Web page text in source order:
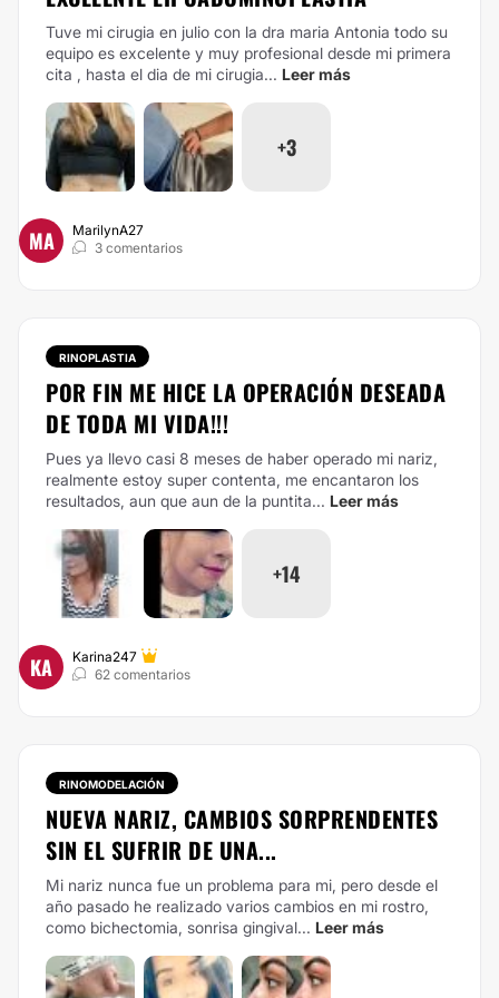
Tuve mi cirugia en julio con la dra maria Antonia todo su
equipo es excelente y muy profesional desde mi primera
cita , hasta el dia de mi cirugia... Leer más
+3
MA
MarilynA27
3 comentarios
RINOPLASTIA
POR FIN ME HICE LA OPERACIÓN DESEADA
DE TODA MI VIDA!!!
Pues ya llevo casi 8 meses de haber operado mi nariz,
realmente estoy super contenta, me encantaron los
resultados, aun que aun de la puntita... Leer más
+14
KA
Karina247
62 comentarios
RINOMODELACIÓN
NUEVA NARIZ, CAMBIOS SORPRENDENTES
SIN EL SUFRIR DE UNA...
Mi nariz nunca fue un problema para mi, pero desde el
año pasado he realizado varios cambios en mi rostro,
como bichectomia, sonrisa gingival... Leer más